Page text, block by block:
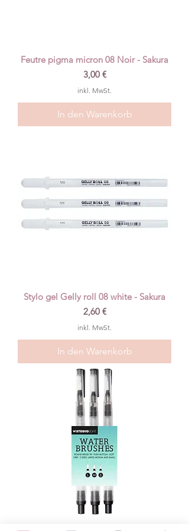
Feutre pigma micron 08 Noir - Sakura
Preis
3,00 €
inkl. MwSt.
In den Warenkorb
Stylo gel Gelly roll 08 white - Sakura
Preis
2,60 €
inkl. MwSt.
In den Warenkorb